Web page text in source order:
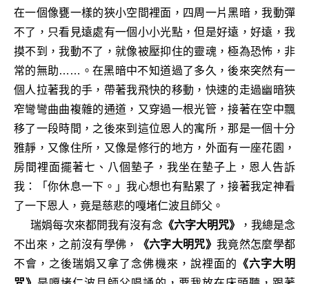
在一個像甕一樣的狹小空間裡面，四周一片黑暗，我動彈
不了，只看見遠處有一個小小光點，但是好遠，好遠，我
摸不到，我動不了，就像被壓抑住的靈魂，極為恐怖，非
常的無助……。在黑暗中不知道過了多久，後來突然有一
個人拉著我的手，帶著我飛快的移動，快速的走過幽暗狹
窄彎彎曲曲複雜的通道，又穿過一根光管，接著在空中飄
移了一段時間，之後來到這位恩人的寓所，那是一個十分
雅靜，又像住所，又像是修行的地方，外面有一座花園，
房間裡面擺著七、八個墊子，我坐在墊子上，恩人告訴
我：「你休息一下。」我心想也有點累了，接著我定神看
了一下恩人，竟是慈悲的嘎堵仁波且師父。
瑞娟每次來都問我有沒有念 《六字大明咒》
，我總是念
不出來，之前沒有學佛，
《六字大明咒》我竟然怎麼學都
不會，之後瑞娟又拿了念佛機來，說裡面的 《六字大明